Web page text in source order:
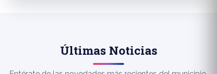
Últimas Noticias